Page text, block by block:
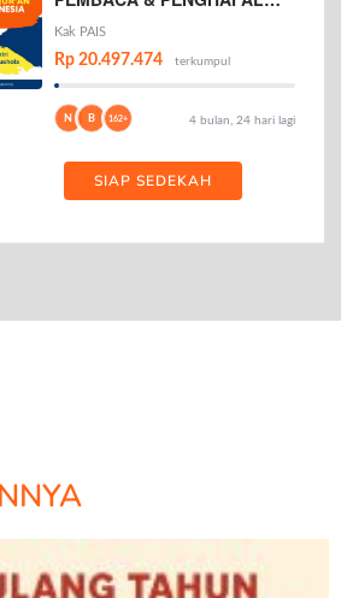
AL-QURAN
Kak PAIS
Rp 20.497.474 terkumpul
N B 162+ 4 bulan, 24 hari lagi
SIAP SEDEKAH